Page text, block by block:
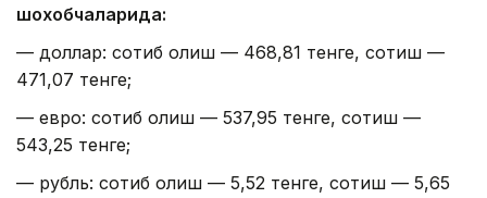
шохобчаларида:
— доллар: сотиб олиш — 468,81 тенге, сотиш —
471,07 тенге;
— евро: сотиб олиш — 537,95 тенге, сотиш —
543,25 тенге;
— рубль: сотиб олиш — 5,52 тенге, сотиш — 5,65